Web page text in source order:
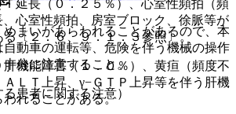
めまいがあらわれることがあるので、本
動車の運転等、危険を伴う機械の操作
分に注意すること。
患者に関する注意）
延長（０．２５％）、心室性頻拍（頻
、心室性頻拍、房室ブロック、徐脈等が
〔２．６、９．１．３参照〕。
機能障害（１．０％）、黄疸（頻度不
ＬＴ上昇、γ−ＧＴＰ上昇等を伴う肝機
れることがある。